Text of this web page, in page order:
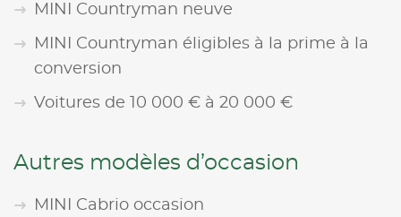
MINI Countryman neuve
MINI Countryman éligibles à la prime à la
conversion
Voitures de 10 000 € à 20 000 €
Autres modèles d’occasion
MINI Cabrio occasion